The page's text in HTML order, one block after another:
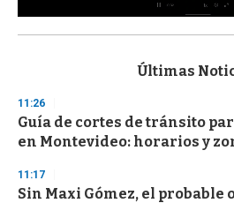
s
d
s
o
f
3
s
Últimas
11:26
Guía de cortes de tránsito
en Montevideo: horarios y
11:17
Sin Maxi Gómez, el probable